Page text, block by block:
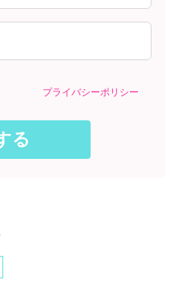
プライバシーポリシー